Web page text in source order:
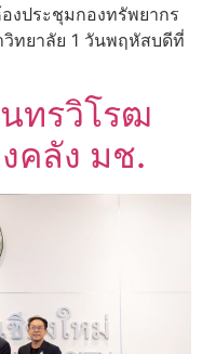
งประชุมกองทรัพยากร
ทยาลัย 1 วันพฤหัสบดีที่
ทรวิโรฒ
คลัง มช.